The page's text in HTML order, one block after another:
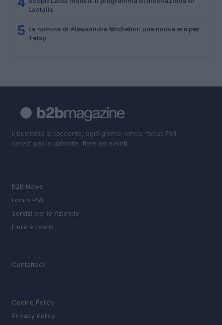
Lactalis
5 La nomina di Alessandra Michelini: una nuova era per
Telsy
Il business si racconta, ogni giorno. News, focus PMI,
servizi per le aziende, fiere ed eventi.
b2b News
Focus PMI
Servizi per le Aziende
Fiere e Eventi
Contattaci
Cookie Policy
Privacy Policy